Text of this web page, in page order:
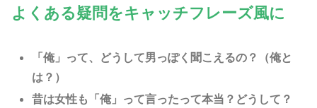
よくある疑問をキャッチフレーズ風に
「俺」って、どうして男っぽく聞こえるの？（俺と
は？）
昔は女性も「俺」って言ったって本当？どうして？